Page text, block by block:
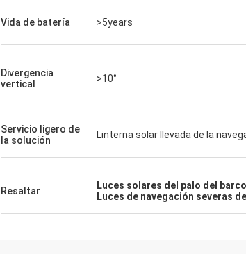
Vida de batería >5years
Divergencia
vertical
>10°
Servicio ligero de
la solución
Linterna solar llevada de la
Resaltar Luces solares del palo del barco
Luces de navegación severas